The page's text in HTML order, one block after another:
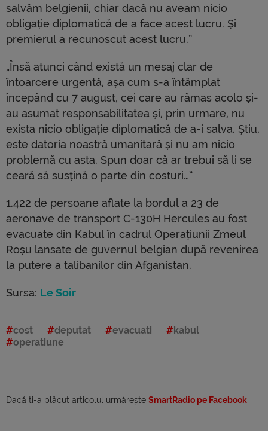
salvăm belgienii, chiar dacă nu aveam nicio
obligație diplomatică de a face acest lucru. Și
premierul a recunoscut acest lucru.”
„Însă atunci când există un mesaj clar de
întoarcere urgentă, așa cum s-a întâmplat
începând cu 7 august, cei care au rămas acolo și-
au asumat responsabilitatea și, prin urmare, nu
exista nicio obligație diplomatică de a-i salva. Știu,
este datoria noastră umanitară și nu am nicio
problemă cu asta. Spun doar că ar trebui să li se
ceară să susțină o parte din costuri…”
1.422 de persoane aflate la bordul a 23 de
aeronave de transport C-130H Hercules au fost
evacuate din Kabul în cadrul Operațiunii Zmeul
Roșu lansate de guvernul belgian după revenirea
la putere a talibanilor din Afganistan.
Sursa: Le Soir
cost deputat evacuati
kabul
operatiune
Dacă ti-a plăcut articolul urmărește SmartRadio pe Facebook